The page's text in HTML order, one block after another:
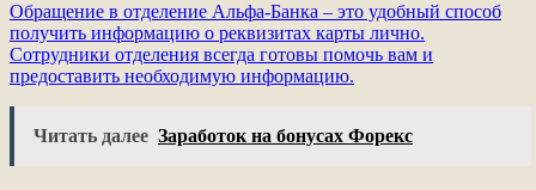
Обращение в отделение Альфа-Банка – это удобный способ
получить информацию о реквизитах карты лично.
Сотрудники отделения всегда готовы помочь вам и
предоставить необходимую информацию.
Читать далее Заработок на бонусах Форекс